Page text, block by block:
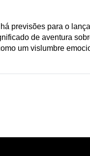
previsões para o
de aventura
um vislumbre